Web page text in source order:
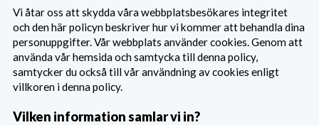
Vi åtar oss att skydda våra webbplatsbesökares integritet
och den här policyn beskriver hur vi kommer att behandla dina
personuppgifter. Vår webbplats använder cookies. Genom att
använda vår hemsida och samtycka till denna policy,
samtycker du också till vår användning av cookies enligt
villkoren i denna policy.
Vilken information samlar vi in?